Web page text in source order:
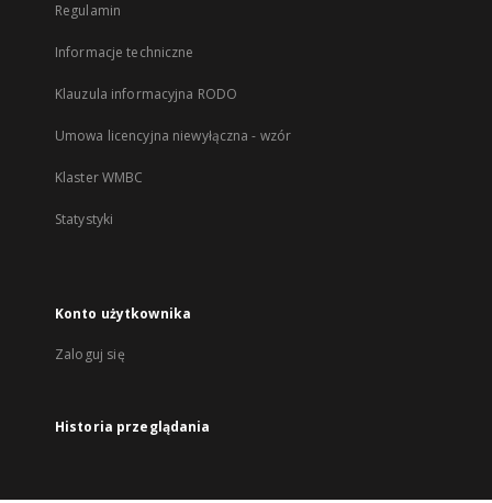
Regulamin
Informacje techniczne
Klauzula informacyjna RODO
Umowa licencyjna niewyłączna - wzór
Klaster WMBC
Statystyki
Konto użytkownika
Zaloguj się
Historia przeglądania